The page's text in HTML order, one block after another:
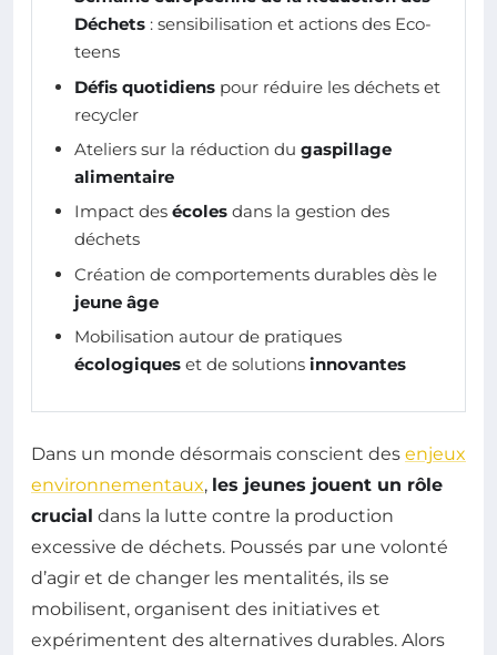
Déchets : sensibilisation et actions des Eco-
teens
Défis quotidiens pour réduire les déchets et
recycler
Ateliers sur la réduction du gaspillage
alimentaire
Impact des écoles dans la gestion des
déchets
Création de comportements durables dès le
jeune âge
Mobilisation autour de pratiques
écologiques et de solutions innovantes
Dans un monde désormais conscient des enjeux
environnementaux, les jeunes jouent un rôle
crucial dans la lutte contre la production
excessive de déchets. Poussés par une volonté
d’agir et de changer les mentalités, ils se
mobilisent, organisent des initiatives et
expérimentent des alternatives durables. Alors